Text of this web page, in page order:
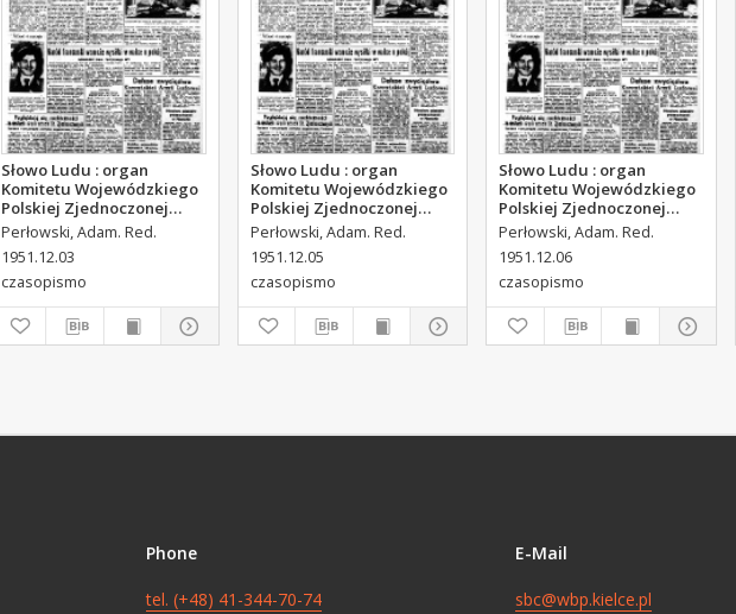
Słowo Ludu : organ
Komitetu Wojewódzkiego
Polskiej Zjednoczonej
Partii Robotniczej, 1951,
R.3, nr 312
Perłowski, Adam. Red.
1951.12.03
czasopismo
Słowo Ludu : organ
Komitetu Wojewódzkiego
Polskiej Zjednoczonej
Partii Robotniczej, 1951,
R.3, nr 314
Perłowski, Adam. Red.
1951.12.05
czasopismo
Słowo Ludu : organ
Komitetu Wojewódzkiego
Polskiej Zjednoczonej
Partii Robotniczej, 1951,
R.3, nr 315
Perłowski, Adam. Red.
1951.12.06
czasopismo
Phone
tel. (+48) 41-344-70-74
E-Mail
sbc@wbp.kielce.pl